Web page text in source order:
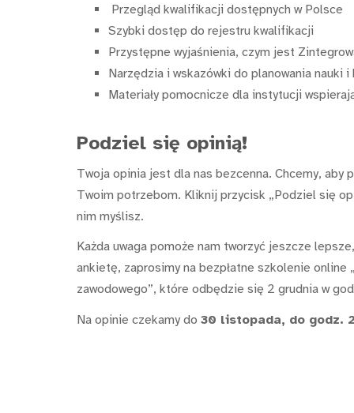
Przegląd kwalifikacji dostępnych w Polsce
Szybki dostęp do rejestru kwalifikacji
Przystępne wyjaśnienia, czym jest
Narzędzia i wskazówki do planowania nauki i
Materiały pomocnicze dla instytucji
Podziel się opinią!
Twoja opinia jest dla nas bezcenna. Chcemy, aby
Twoim potrzebom. Kliknij przycisk „Podziel się
nim myślisz.
Każda uwaga pomoże nam tworzyć jeszcze
ankietę, zaprosimy na bezpłatne szkolenie online
zawodowego”, które odbędzie się 2 grudnia w
Na opinie czekamy do 30 listopada, do godz.